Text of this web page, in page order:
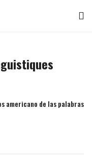
americano de las palabras